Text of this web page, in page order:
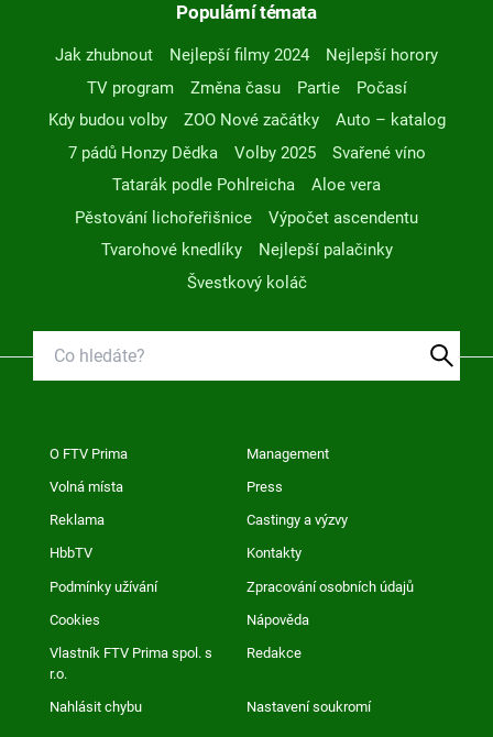
Populární témata
Jak zhubnout Nejlepší filmy 2024
Nejlepší horory
TV program
Změna času Partie
Počasí
Kdy budou volby
ZOO Nové začátky
Auto – katalog
7 pádů Honzy Dědka
Volby 2025
Svařené víno
Tatarák podle Pohlreicha
Aloe vera
Pěstování lichořeřišnice
Výpočet ascendentu
Tvarohové knedlíky
Nejlepší palačinky
Švestkový koláč
O FTV Prima Management
Volná místa Press
Reklama Castingy a výzvy
HbbTV Kontakty
Podmínky užívání Zpracování osobních údajů
Cookies Nápověda
Vlastník FTV Prima spol. s
r.o.
Redakce
Nahlásit chybu Nastavení soukromí